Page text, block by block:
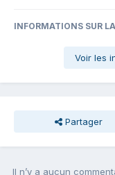
INFORMATIONS SUR
Voir les
Partager
Il n’y a aucun